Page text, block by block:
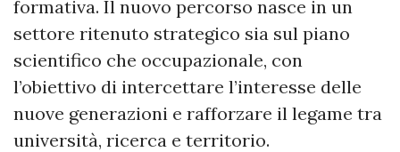
formativa. Il nuovo percorso nasce in un
settore ritenuto strategico sia sul piano
scientifico che occupazionale, con
l’obiettivo di intercettare l’interesse delle
nuove generazioni e rafforzare il legame tra
università, ricerca e territorio.